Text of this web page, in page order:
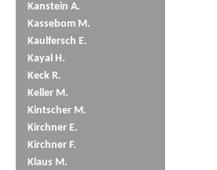
Kanstein A.
Kassebom M.
Kaulfersch E.
Kayal H.
Keck R.
Keller M.
Kintscher M.
Kirchner E.
Kirchner F.
Klaus M.